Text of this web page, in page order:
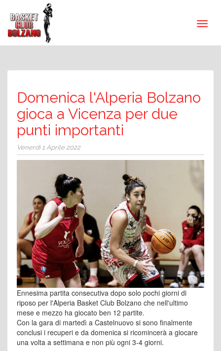
Domenica l'Alperia Bolzano
gioca a Vicenza per due
punti importanti
Venerdì 1 Aprile 2022
Ennesima partita consecutiva dopo solo pochi giorni di
riposo per l'Alperia Basket Club Bolzano che nell'ultimo
mese e mezzo ha giocato ben 12 partite.
Con la gara di martedì a Castelnuovo si sono finalmente
conclusi i recuperi e da domenica si ricomincerà a giocare
una volta a settimana e non più ogni 3-4 giorni.